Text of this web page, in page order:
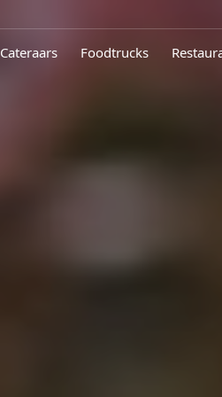
Cateraars Foodtrucks